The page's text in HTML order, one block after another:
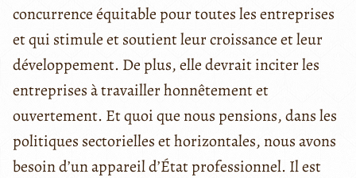
concurrence équitable pour toutes les entreprises
et qui stimule et soutient leur croissance et leur
développement. De plus, elle devrait inciter les
entreprises à travailler honnêtement et
ouvertement. Et quoi que nous pensions, dans les
politiques sectorielles et horizontales, nous avons
besoin d’un appareil d’État professionnel. Il est